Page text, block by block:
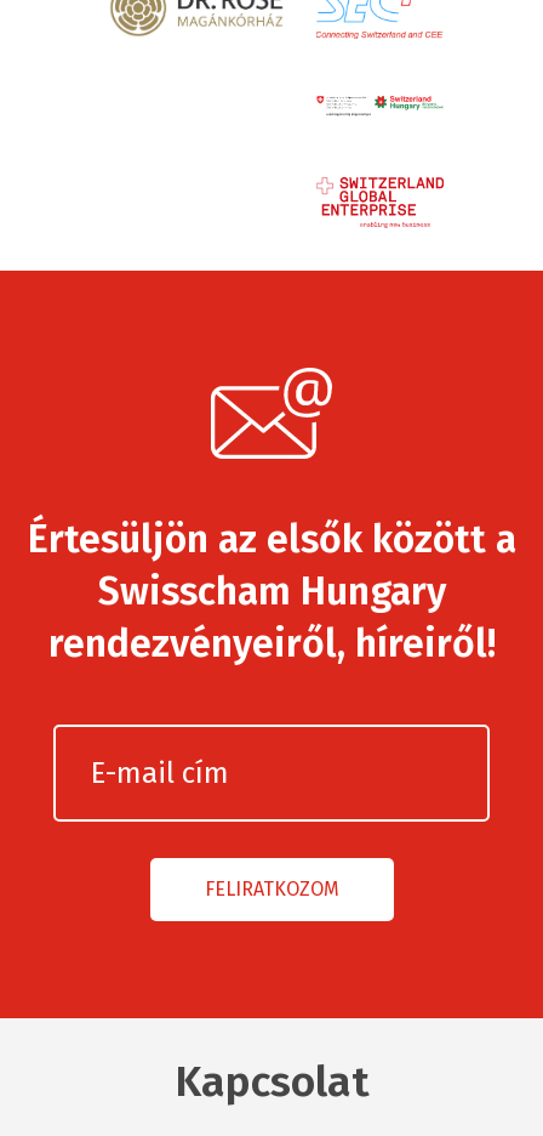
Értesüljön az elsők között a
Swisscham Hungary
rendezvényeiről, híreiről!
Kapcsolat